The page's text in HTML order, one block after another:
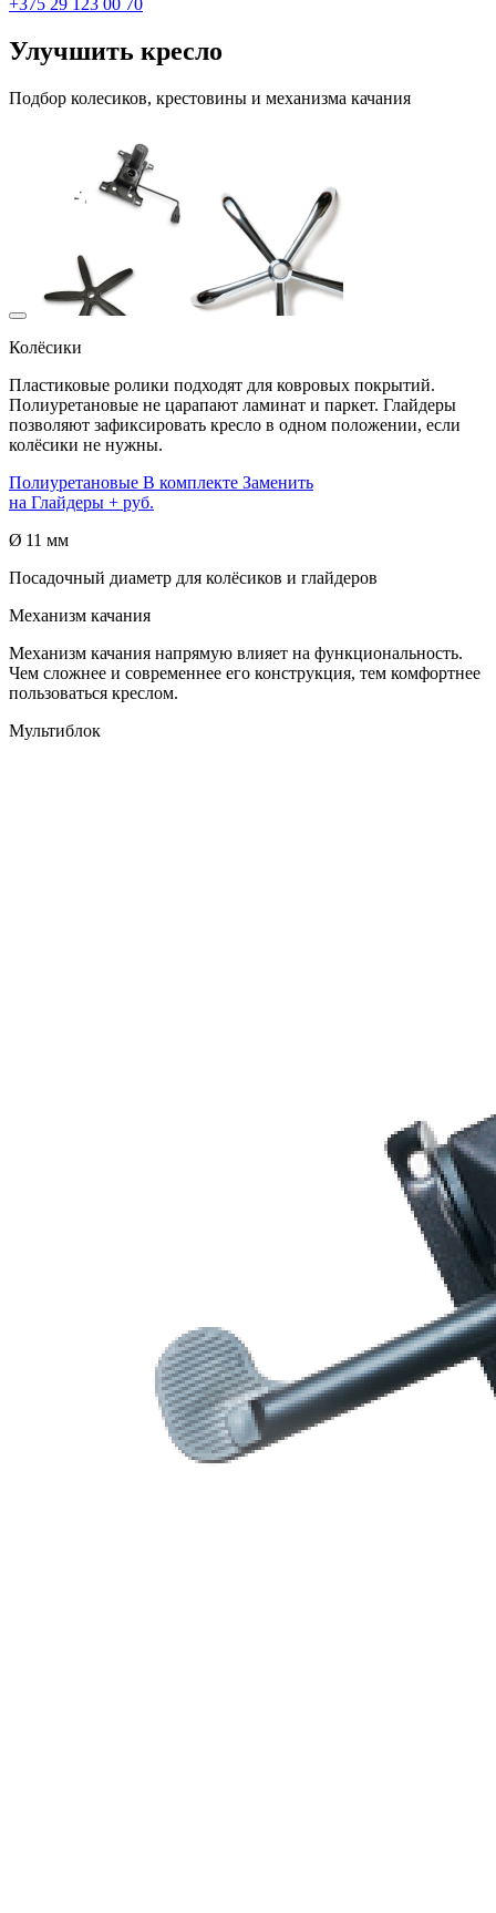
Улучшить кресло
Подбор колесиков, крестовины и механизма качания
Колёсики
Пластиковые ролики подходят для ковровых покрытий.
Полиуретановые не царапают ламинат и паркет. Глайдеры
позволяют зафиксировать кресло в одном положении, если
колёсики не нужны.
Полиуретановые В комплекте Заменить
на Глайдеры + руб.
Ø 11 мм
Посадочный диаметр для колёсиков и глайдеров
Механизм качания
Механизм качания напрямую влияет на функциональность.
Чем сложнее и современнее его конструкция, тем комфортнее
пользоваться креслом.
Мультиблок